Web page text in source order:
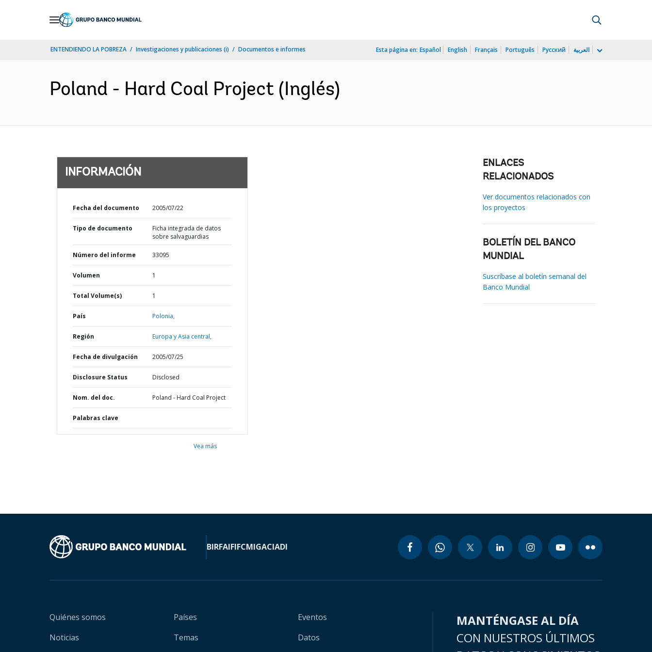
ENTENDIENDO LA POBREZA Investigaciones y publicaciones (i) Documentos e informes Esta página en: Español English Français Português Русский العربية
Poland - Hard Coal Project (Inglés)
INFORMACIÓN
Fecha del documento 2005/07/22
Tipo de documento
Ficha integrada de datos
sobre salvaguardias
Número del informe 33095
Volumen 1
Total Volume(s) 1
País Polonia,
Región Europa y Asia central,
Fecha de divulgación 2005/07/25
Disclosure Status Disclosed
Nom. del doc. Poland - Hard Coal Project
Palabras clave
Vea más
ENLACES
RELACIONADOS
Ver documentos relacionados con
los proyectos
BOLETÍN DEL BANCO
MUNDIAL
Suscríbase al boletín semanal del
Banco Mundial
BIRFAIFIFCMIGACIADI
Quiénes somos
Noticias
Países
Temas
Eventos
Datos
MANTÉNGASE AL DÍA
CON NUESTROS ÚLTIMOS